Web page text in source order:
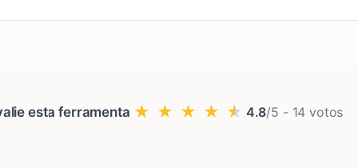
esta ferramenta ★ ★ ★ ★ ★ 4.8/5 - 14 votos